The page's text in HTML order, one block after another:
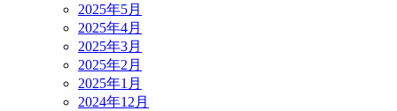
2025年5月
2025年4月
2025年3月
2025年2月
2025年1月
2024年12月